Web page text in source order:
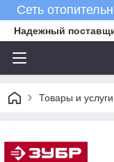
Сеть
Надежный
Товары и услуги